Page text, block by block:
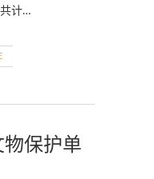
计…
保护单